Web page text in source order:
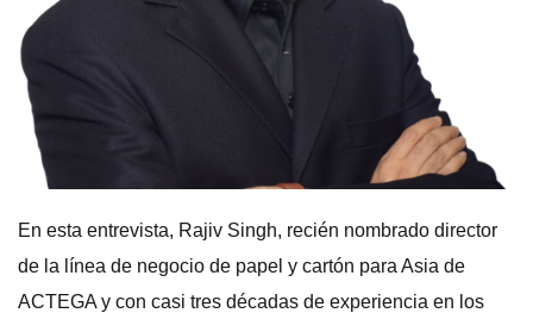
En esta entrevista, Rajiv Singh, recién nombrado director
de la línea de negocio de papel y cartón para Asia de
ACTEGA y con casi tres décadas de experiencia en los